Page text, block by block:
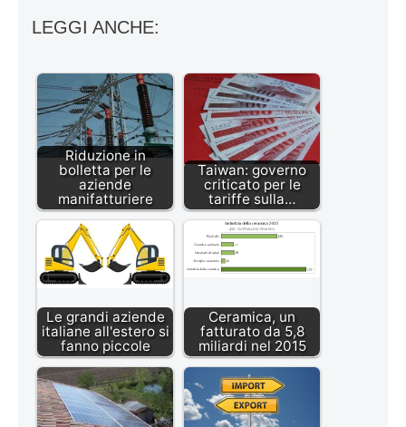
LEGGI ANCHE:
Riduzione in
bolletta per le
aziende
manifatturiere
Taiwan: governo
criticato per le
tariffe sulla…
Le grandi aziende
italiane all'estero si
fanno piccole
Ceramica, un
fatturato da 5,8
miliardi nel 2015